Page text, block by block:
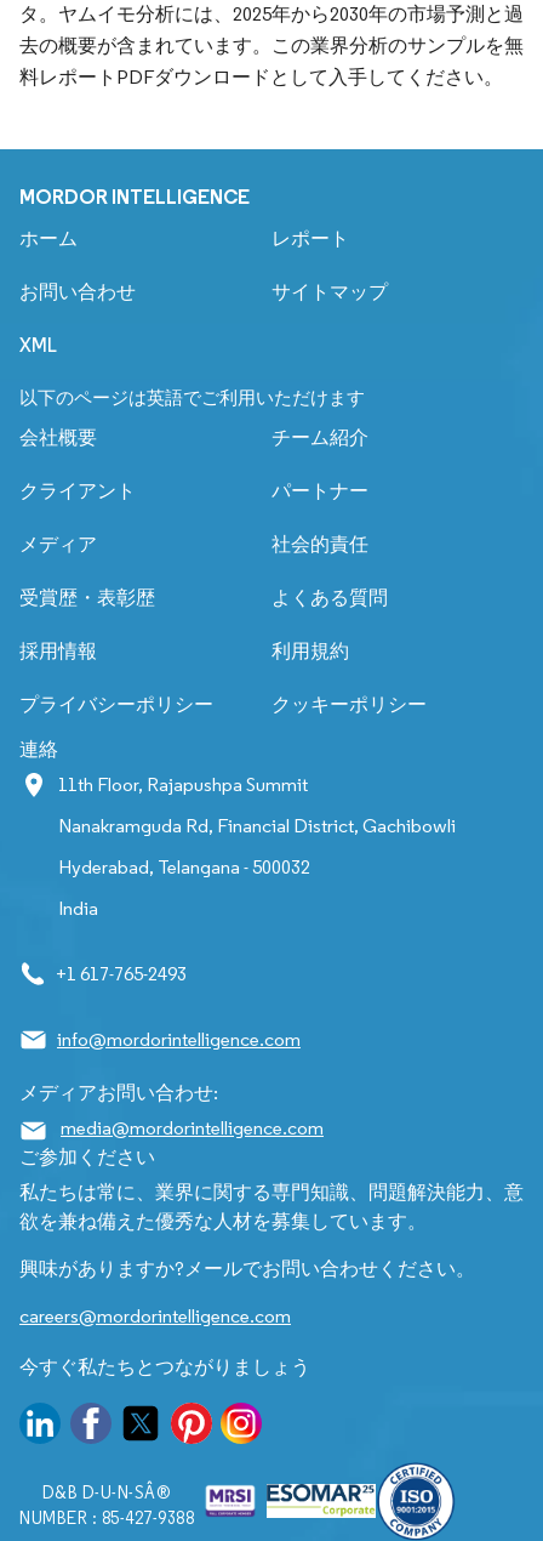
タ。ヤムイモ分析には、2025年から2030年の市場予測と過
去の概要が含まれています。この業界分析のサンプルを無
料レポートPDFダウンロードとして入手してください。
MORDOR INTELLIGENCE
ホーム レポート
お問い合わせ サイトマップ
XML
以下のページは英語でご利用いただけます
会社概要
チーム紹介
クライアント パートナー
メディア 社会的責任
受賞歴・表彰歴 よくある質問
採用情報 利用規約
プライバシーポリシー クッキーポリシー
連絡
11th Floor, Rajapushpa Summit
Nanakramguda Rd, Financial District, Gachibowli
Hyderabad, Telangana - 500032
India
+1 617-765-2493
info@mordorintelligence.com
メディアお問い合わせ:
media@mordorintelligence.com
ご参加ください
私たちは常に、業界に関する専門知識、問題解決能力、意
欲を兼ね備えた優秀な人材を募集しています。
興味がありますか?メールでお問い合わせください。
careers@mordorintelligence.com
今すぐ私たちとつながりましょう
D&B D-U-N-SÂ®
NUMBER : 85-427-9388